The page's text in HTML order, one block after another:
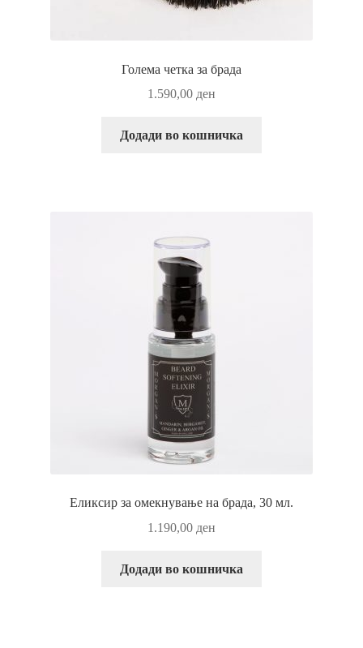
Голема четка за брада
1.590,00 ден
Додади во кошничка
Еликсир за омекнување на брада, 30 мл.
1.190,00 ден
Додади во кошничка